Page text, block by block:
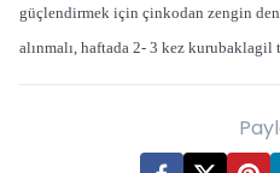
güçlendirmek için çinkodan zengin
alınmalı, haftada 2- 3 kez